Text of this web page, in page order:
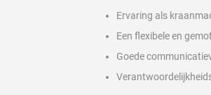
Ervaring als
Een flexibele en
Goede